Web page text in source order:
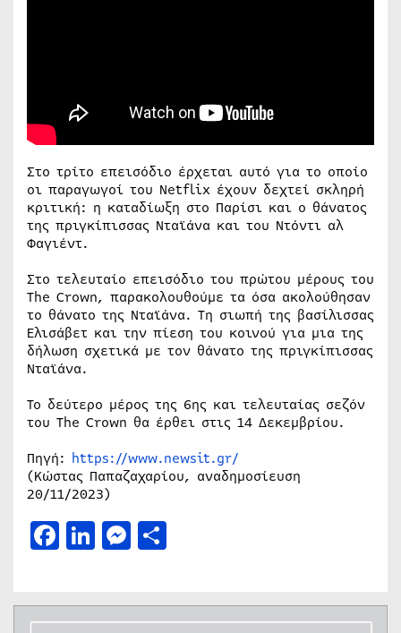
Στο τρίτο επεισόδιο έρχεται αυτό για το οποίο
οι παραγωγοί του Netflix έχουν δεχτεί σκληρή
κριτική: η καταδίωξη στο Παρίσι και ο θάνατος
της πριγκίπισσας Νταϊάνα και του Ντόντι αλ
Φαγιέντ.
Στο τελευταίο επεισόδιο του πρώτου μέρους του
The Crown, παρακολουθούμε τα όσα ακολούθησαν
το θάνατο της Νταϊάνα. Τη σιωπή της βασίλισσας
Ελισάβετ και την πίεση του κοινού για μια της
δήλωση σχετικά με τον θάνατο της πριγκίπισσας
Νταϊάνα.
Το δεύτερο μέρος της 6ης και τελευταίας σεζόν
του The Crown θα έρθει στις 14 Δεκεμβρίου.
Πηγή: https://www.newsit.gr/
(Κώστας Παπαζαχαρίου, αναδημοσίευση
20/11/2023)
Facebook
LinkedIn
Messenger